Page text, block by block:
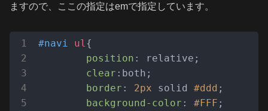
ますので、ここの指定はemで指定しています。
#navi ul{
position : relative;
clear :both;
border : 2px solid #ddd ;
background-color : #FFF ;